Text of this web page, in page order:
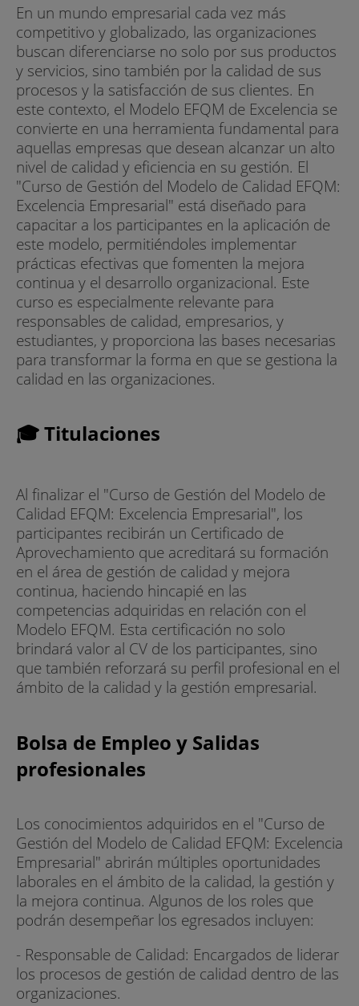
En un mundo empresarial cada vez más
competitivo y globalizado, las organizaciones
buscan diferenciarse no solo por sus productos
y servicios, sino también por la calidad de sus
procesos y la satisfacción de sus clientes. En
este contexto, el Modelo EFQM de Excelencia se
convierte en una herramienta fundamental para
aquellas empresas que desean alcanzar un alto
nivel de calidad y eficiencia en su gestión. El
"Curso de Gestión del Modelo de Calidad EFQM:
Excelencia Empresarial" está diseñado para
capacitar a los participantes en la aplicación de
este modelo, permitiéndoles implementar
prácticas efectivas que fomenten la mejora
continua y el desarrollo organizacional. Este
curso es especialmente relevante para
responsables de calidad, empresarios, y
estudiantes, y proporciona las bases necesarias
para transformar la forma en que se gestiona la
calidad en las organizaciones.
🎓 Titulaciones
Al finalizar el "Curso de Gestión del Modelo de
Calidad EFQM: Excelencia Empresarial", los
participantes recibirán un Certificado de
Aprovechamiento que acreditará su formación
en el área de gestión de calidad y mejora
continua, haciendo hincapié en las
competencias adquiridas en relación con el
Modelo EFQM. Esta certificación no solo
brindará valor al CV de los participantes, sino
que también reforzará su perfil profesional en el
ámbito de la calidad y la gestión empresarial.
Bolsa de Empleo y Salidas
profesionales
Los conocimientos adquiridos en el "Curso de
Gestión del Modelo de Calidad EFQM: Excelencia
Empresarial" abrirán múltiples oportunidades
laborales en el ámbito de la calidad, la gestión y
la mejora continua. Algunos de los roles que
podrán desempeñar los egresados incluyen:
- Responsable de Calidad: Encargados de liderar
los procesos de gestión de calidad dentro de las
organizaciones.